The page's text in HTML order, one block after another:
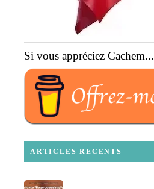
Si vous appréciez Cachem...
ARTICLES RECENTS